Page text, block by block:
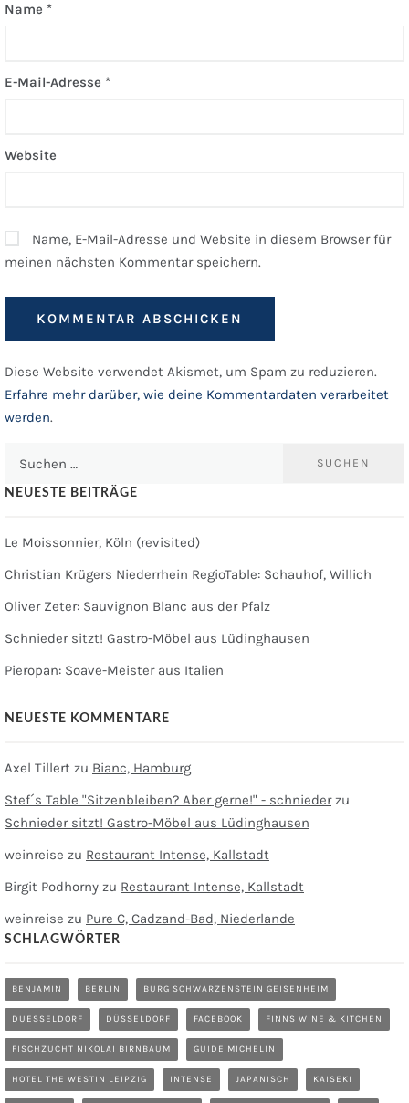
Name *
E-Mail-Adresse *
Website
Name, E-Mail-Adresse und Website in diesem Browser für
meinen nächsten Kommentar speichern.
Diese Website verwendet Akismet, um Spam zu reduzieren.
Erfahre mehr darüber, wie deine Kommentardaten verarbeitet
werden.
NEUESTE BEITRÄGE
Le Moissonnier, Köln (revisited)
Christian Krügers Niederrhein RegioTable: Schauhof, Willich
Oliver Zeter: Sauvignon Blanc aus der Pfalz
Schnieder sitzt! Gastro-Möbel aus Lüdinghausen
Pieropan: Soave-Meister aus Italien
NEUESTE KOMMENTARE
Axel Tillert zu Bianc, Hamburg
Stef´s Table "Sitzenbleiben? Aber gerne!" - schniederzu
Schnieder sitzt! Gastro-Möbel aus Lüdinghausen
weinreise zu Restaurant Intense, Kallstadt
Birgit Podhorny zu Restaurant Intense, Kallstadt
weinreise zu Pure C, Cadzand-Bad, Niederlande
SCHLAGWÖRTER
BENJAMIN BERLIN BURG SCHWARZENSTEIN GEISENHEIM
DUESSELDORF DÜSSELDORF FACEBOOK FINNS WINE & KITCHEN
FISCHZUCHT NIKOLAI BIRNBAUM GUIDE MICHELIN
HOTEL THE WESTIN LEIPZIG INTENSE JAPANISCH KAISEKI